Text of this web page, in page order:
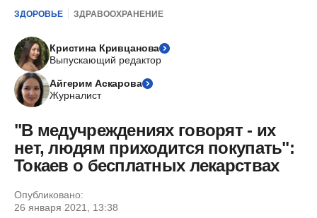
ЗДОРОВЬЕ ЗДРАВООХРАНЕНИЕ
Кристина Кривцанова
Выпускающий редактор
Айгерим Аскарова
Журналист
"В медучреждениях говорят - их
нет, людям приходится покупать":
Токаев о бесплатных лекарствах
Опубликовано:
26 января 2021, 13:38